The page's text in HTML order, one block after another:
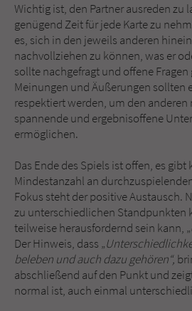
Wichtig ist, den Partner ausreden zu
genügend Zeit für jede Karte zu
es, sich in den jeweils anderen
nachvollziehen zu können, was er
sollte nachgefragt und offene
Meinungen und Äußerungen sollten
respektiert werden, um den
spannende und ergebnisoffene
ermöglichen.
Das Ende des Spiels ist offen, es
Mindestanzahl an
Fokus steht der positive Austausch.
zu unterschiedlichen Standpunkten
teilweise herausfordernd sein kann, „
Der Hinweis, dass „
beleben und auch dazu gehören“,
abschließend auf den Punkt und
normal ist, auch einmal